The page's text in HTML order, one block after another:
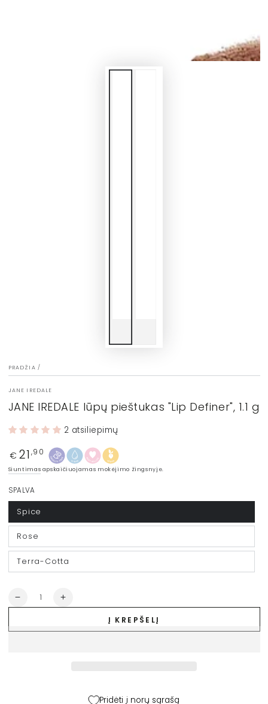
PRADŽIA /
JANE IREDALE
JANE IREDALE lūpų pieštukas "Lip Definer", 1.1 g
2 atsiliepimų
Įprasta
€ 21 ,90
Siuntimas apskaičiuojamas mokėjimo žingsnyje.
SPALVA
Spice
Rose
Terra-Cotta
Kiekis
Sumažinti
Padidinti
Į KREPŠELĮ
Pridėti į norų sąrašą